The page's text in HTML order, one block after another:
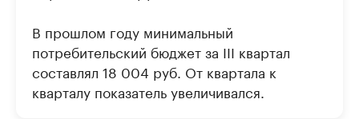
В прошлом году минимальный
потребительский бюджет за III квартал
составлял 18 004 руб. От квартала к
кварталу показатель увеличивался.